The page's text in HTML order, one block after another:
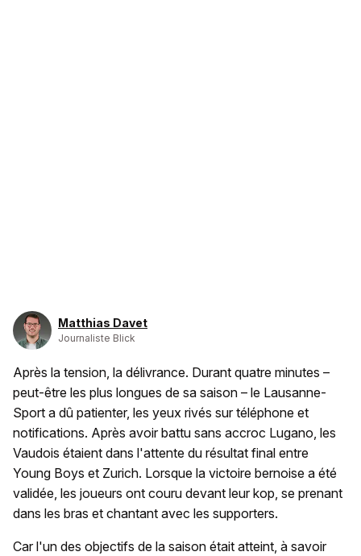
Matthias Davet
Journaliste Blick
Après la tension, la délivrance. Durant quatre minutes –
peut-être les plus longues de sa saison – le Lausanne-
Sport a dû patienter, les yeux rivés sur téléphone et
notifications. Après avoir battu sans accroc Lugano, les
Vaudois étaient dans l'attente du résultat final entre
Young Boys et Zurich. Lorsque la victoire bernoise a été
validée, les joueurs ont couru devant leur kop, se prenant
dans les bras et chantant avec les supporters.
Car l'un des objectifs de la saison était atteint, à savoir